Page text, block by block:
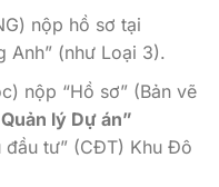
nộp hồ sơ tại
Anh” (như Loại 3).
nộp “Hồ sơ” (Bản vẽ
lý Dự án”
đầu tư” (CĐT) Khu Đô